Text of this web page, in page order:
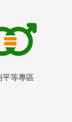
平等專區